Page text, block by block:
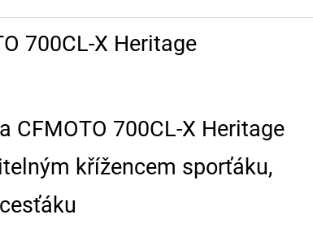
700CL-X Heritage
CFMOTO 700CL-X Heritage
křížencem sporťáku,